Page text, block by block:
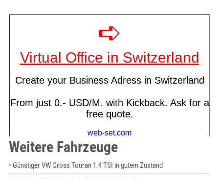
Weitere Fahrzeuge
• Günstiger VW Cross Touran 1.4 TSI in gutem Zustand